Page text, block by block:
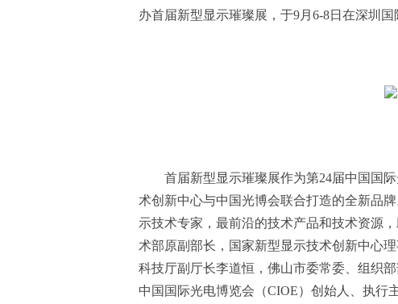
办首届新型显示璀璨展，于9月6-8日在深圳国
首届新型显示璀璨展作为第24届中国国
术创新中心与中国光博会联合打造的全新品
示技术专家，最前沿的技术产品和技术资源
术部原副部长，国家新型显示技术创新中心
科技厅副厅长李道恒，佛山市委常委、组织
中国国际光电博览会（CIOE）创始人、执行